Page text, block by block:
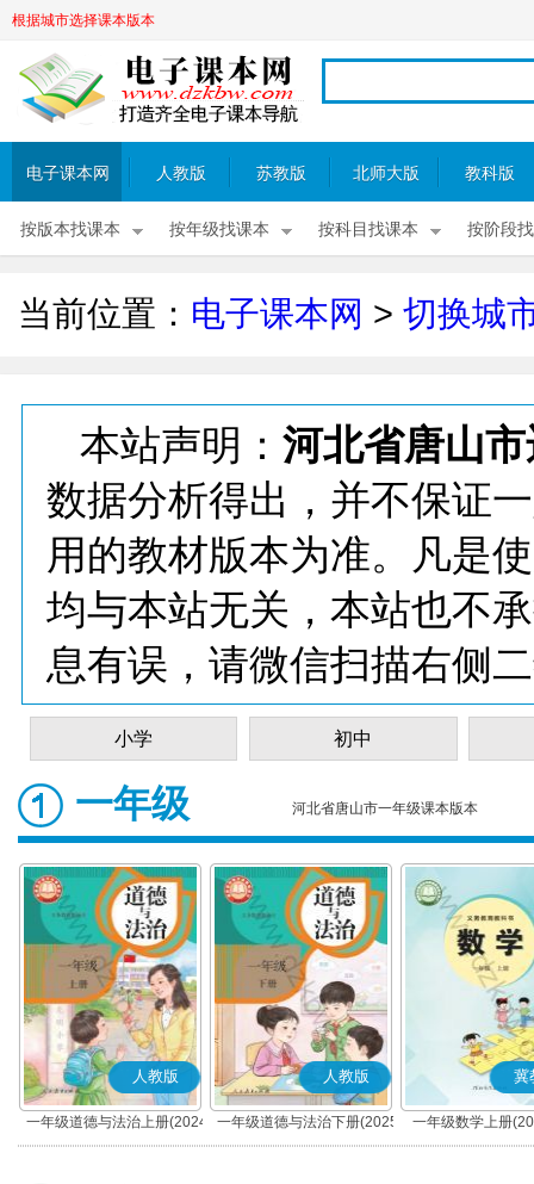
根据城市选择课本版本
电子课本网 人教版 苏教版 北师大版 教科版
按版本找课本 按年级找课本 按科目找课本 按阶段
当前位置： 电子课本网 > 切换城
本站声明： 河北省唐山
数据分析得出，并不保证
用的教材版本为准。凡是
均与本站无关，本站也不
息有误，请微信扫描右侧
小学 初中
一年级 河北省唐山市一年级课本版本
人教版
一年级道德与法治上册(2024
秋版)(部编版)
人教版
一年级道德与法治下册(2025
春版)(部编版)
冀
一年级数学上册